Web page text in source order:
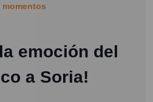
momentos
emoción del
a Soria!